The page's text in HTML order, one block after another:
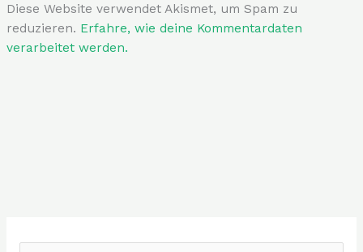
Diese Website verwendet Akismet, um Spam zu
reduzieren. Erfahre, wie deine Kommentardaten
verarbeitet werden.